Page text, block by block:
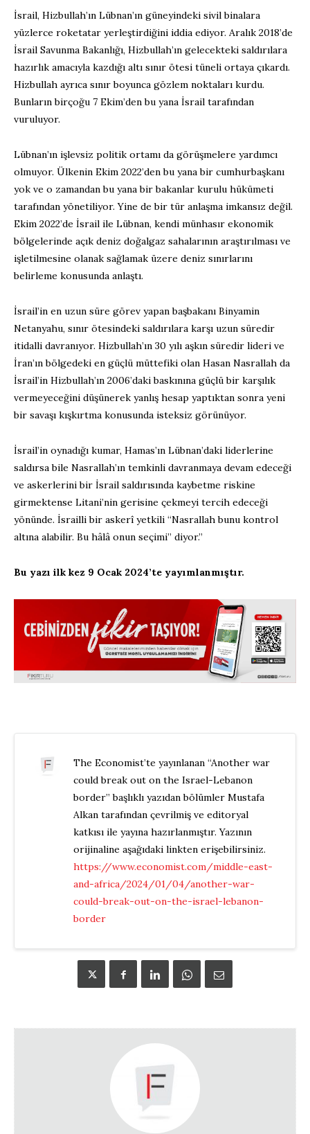
İsrail, Hizbullah’ın Lübnan’ın güneyindeki sivil binalara
yüzlerce roketatar yerleştirdiğini iddia ediyor. Aralık 2018’de
İsrail Savunma Bakanlığı, Hizbullah’ın gelecekteki saldırılara
hazırlık amacıyla kazdığı altı sınır ötesi tüneli ortaya çıkardı.
Hizbullah ayrıca sınır boyunca gözlem noktaları kurdu.
Bunların birçoğu 7 Ekim’den bu yana İsrail tarafından
vuruluyor.
Lübnan’ın işlevsiz politik ortamı da görüşmelere yardımcı
olmuyor. Ülkenin Ekim 2022’den bu yana bir cumhurbaşkanı
yok ve o zamandan bu yana bir bakanlar kurulu hükümeti
tarafından yönetiliyor. Yine de bir tür anlaşma imkansız değil.
Ekim 2022’de İsrail ile Lübnan, kendi münhasır ekonomik
bölgelerinde açık deniz doğalgaz sahalarının araştırılması ve
işletilmesine olanak sağlamak üzere deniz sınırlarını
belirleme konusunda anlaştı.
İsrail’in en uzun süre görev yapan başbakanı Binyamin
Netanyahu, sınır ötesindeki saldırılara karşı uzun süredir
itidalli davranıyor. Hizbullah’ın 30 yılı aşkın süredir lideri ve
İran’ın bölgedeki en güçlü müttefiki olan Hasan Nasrallah da
İsrail’in Hizbullah’ın 2006’daki baskınına güçlü bir karşılık
vermeyeceğini düşünerek yanlış hesap yaptıktan sonra yeni
bir savaşı kışkırtma konusunda isteksiz görünüyor.
İsrail’in oynadığı kumar, Hamas’ın Lübnan’daki liderlerine
saldırsa bile Nasrallah’ın temkinli davranmaya devam edeceği
ve askerlerini bir İsrail saldırısında kaybetme riskine
girmektense Litani’nin gerisine çekmeyi tercih edeceği
yönünde. İsrailli bir askerî yetkili “Nasrallah bunu kontrol
altına alabilir. Bu hâlâ onun seçimi” diyor.”
Bu yazı ilk kez 9 Ocak 2024’te yayımlanmıştır.
The Economist’te yayınlanan “Another war
could break out on the Israel-Lebanon
border” başlıklı yazıdan bölümler Mustafa
Alkan tarafından çevrilmiş ve editoryal
katkısı ile yayına hazırlanmıştır. Yazının
orijinaline aşağıdaki linkten erişebilirsiniz.
https://www.economist.com/middle-east-
and-africa/2024/01/04/another-war-
could-break-out-on-the-israel-lebanon-
border